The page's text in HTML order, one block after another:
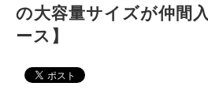
の大容量サイズが仲間
ース】
CAR&BIKE
COLUMN